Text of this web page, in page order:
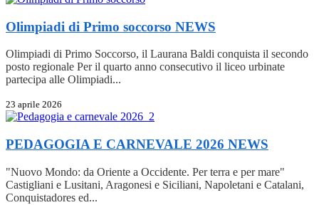
Olimpiadi di Primo soccorso NEWS
Olimpiadi di Primo Soccorso, il Laurana Baldi conquista il secondo
posto regionale Per il quarto anno consecutivo il liceo urbinate
partecipa alle Olimpiadi...
23 aprile 2026
PEDAGOGIA E CARNEVALE 2026 NEWS
"Nuovo Mondo: da Oriente a Occidente. Per terra e per mare"
Castigliani e Lusitani, Aragonesi e Siciliani, Napoletani e Catalani,
Conquistadores ed...